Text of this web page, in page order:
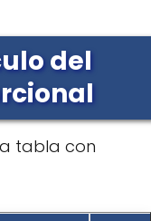
del
tabla con